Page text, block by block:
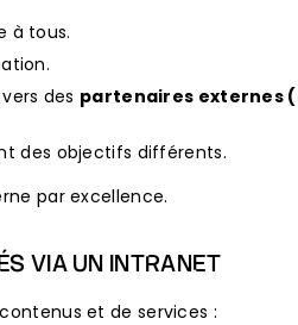
à tous.
des partenaires externes
des objectifs différents.
par excellence.
VIA UN INTRANET
et de services :